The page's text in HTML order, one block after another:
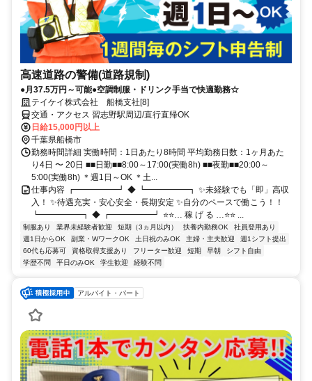
高速道路の警備(道路規制)
●月37.5万円～可能●空調制服・ドリンク手当で快適勤務☆
テイケイ株式会社 船橋支社[8]
交通・アクセス 習志野駅周辺/直行直帰OK
日給15,000円以上
千葉県船橋市
勤務時間詳細 実働時間：1日あたり8時間 平均勤務日数：1ヶ月あた
り4日 〜 20日 ■■日勤■■8:00～17:00(実働8h) ■■夜勤■■20:00～
5:00(実働8h) ＊週1日～OK ＊土...
仕事内容 ┏━━━━━┛ ◆ ┗━━━━━┓ ✨未経験でも「即」高収
入！ ✨待遇充実・安心安全・長期安定 ✨自分のペースで働こう！！
┗━━━━━┓ ◆ ┏━━━━━┛ ⭐⭐… 稼 げ る …⭐⭐ ...
制服あり 業界未経験者歓迎 短期（3ヵ月以内） 扶養内勤務OK
社員登用あり
週1日からOK
副業・WワークOK 土日祝のみOK 主婦・主夫歓迎
週1シフト提出
60代も応募可
資格取得支援あり フリーター歓迎 短期 早朝
シフト自由
学歴不問
平日のみOK 学生歓迎 経験不問
アルバイト・パート